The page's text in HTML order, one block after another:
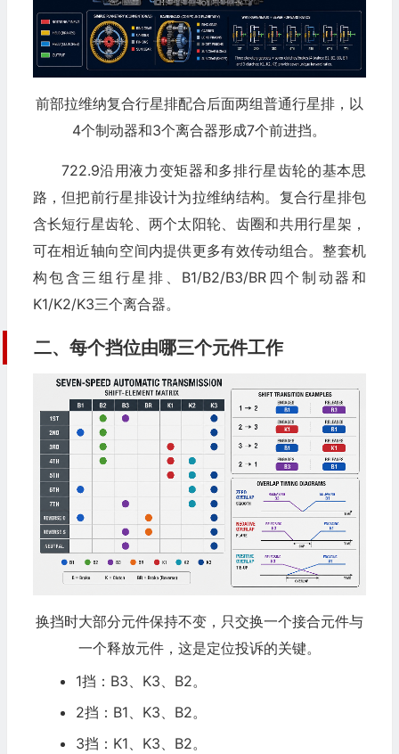
前部拉维纳复合行星排配合后面两组普通行星排，以
4个制动器和3个离合器形成7个前进挡。
722.9沿用液力变矩器和多排行星齿轮的基本思
路，但把前行星排设计为拉维纳结构。复合行星排包
含长短行星齿轮、两个太阳轮、齿圈和共用行星架，
可在相近轴向空间内提供更多有效传动组合。整套机
构包含三组行星排、B1/B2/B3/BR四个制动器和
K1/K2/K3三个离合器。
二、每个挡位由哪三个元件工作
换挡时大部分元件保持不变，只交换一个接合元件与
一个释放元件，这是定位投诉的关键。
1挡：B3、K3、B2。
2挡：B1、K3、B2。
3挡：K1、K3、B2。